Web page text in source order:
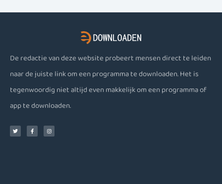
De redactie van deze website probeert mensen direct te leiden
naar de juiste link om een programma te downloaden. Het is
tegenwoordig niet altijd even makkelijk om een programma of
app te downloaden.